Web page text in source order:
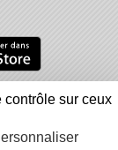
inapproprié
Connexion
contrôle sur ceux